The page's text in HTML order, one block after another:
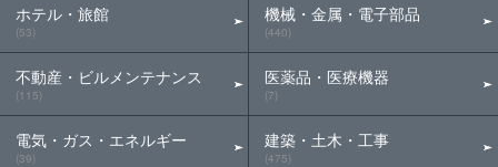
ホテル・旅館
(53)
不動産・ビルメンテナンス
(115)
電気・ガス・エネルギー
(39)
機械・金属・電子部品
(440)
医薬品・医療機器
(7)
建築・土木・工事
(475)